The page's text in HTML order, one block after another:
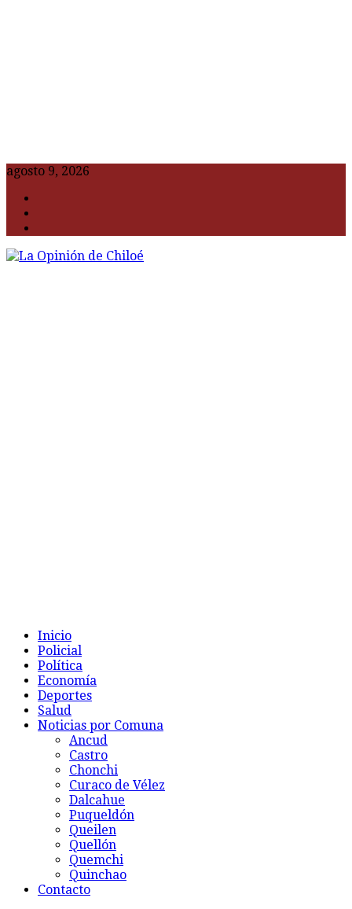
agosto 9, 2026
Inicio
Policial
Política
Economía
Deportes
Salud
Noticias por Comuna
Ancud
Castro
Chonchi
Curaco de Vélez
Dalcahue
Puqueldón
Queilen
Quellón
Quemchi
Quinchao
Contacto